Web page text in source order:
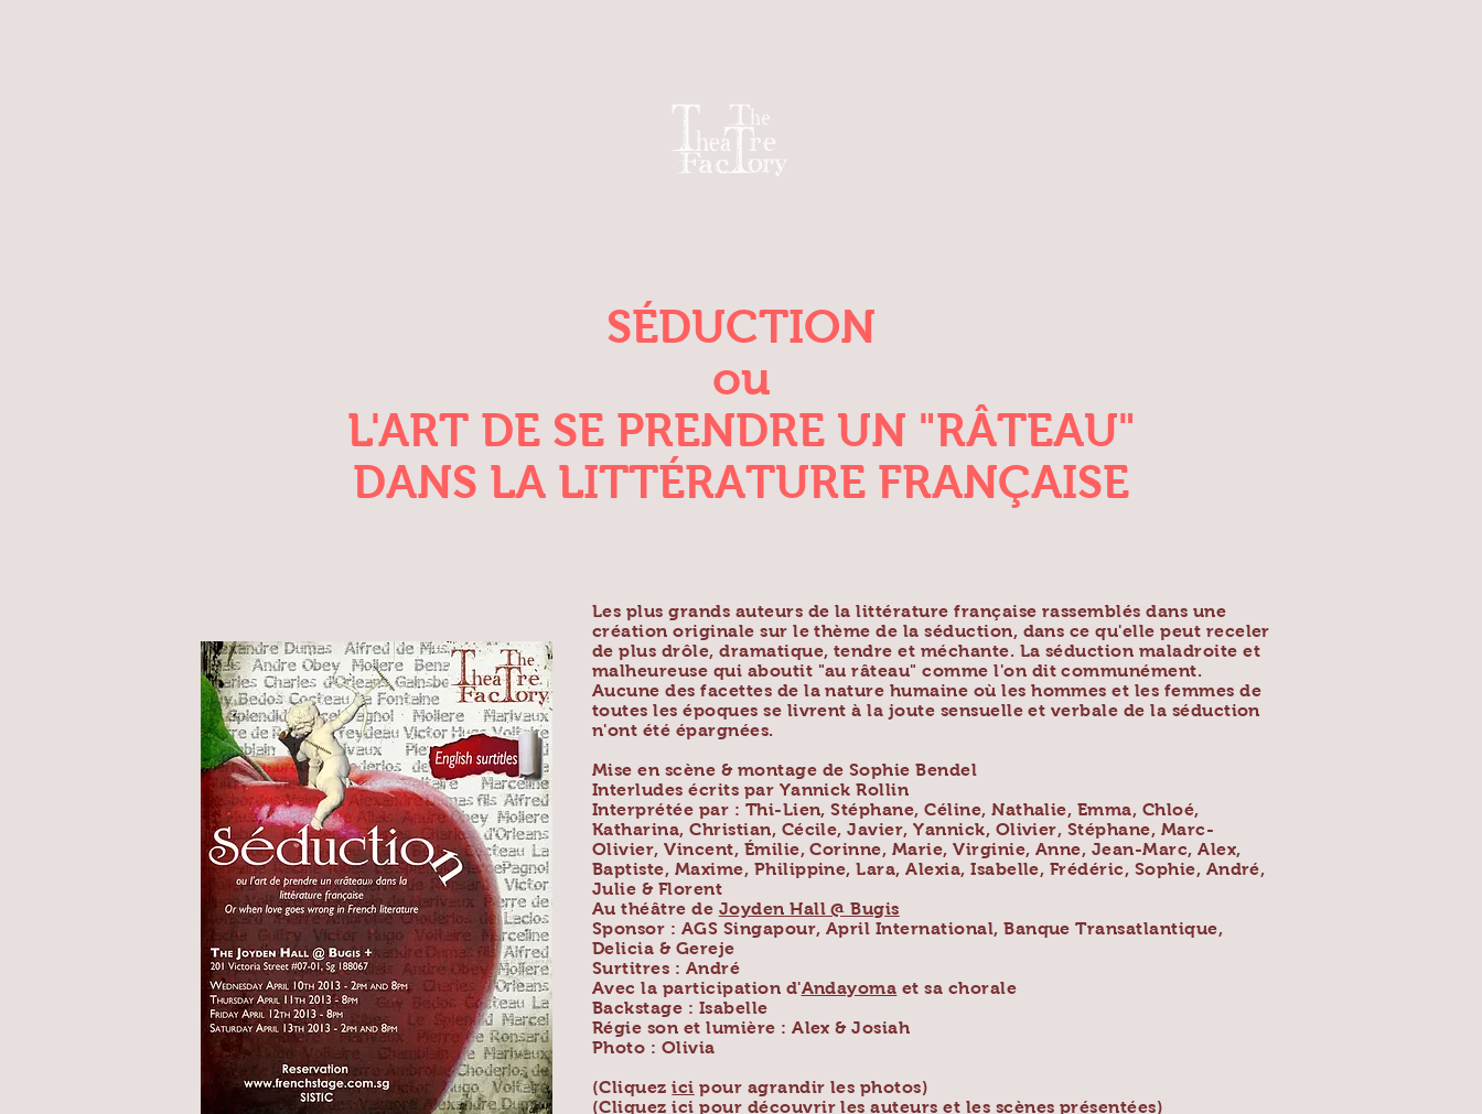
SÉDUCTION
ou
L'ART DE SE PRENDRE UN "RÂTEAU"
DANS LA LITTÉRATURE FRANÇAISE
Les plus grands auteurs de la littérature française rassemblés dans une
création originale sur le thème de la séduction, dans ce qu'elle peut receler
de plus drôle, dramatique, tendre et méchante. La séduction maladroite et
malheureuse qui aboutit "au râteau" comme l'on dit communément.
Aucune des facettes de la nature humaine où les hommes et les femmes de
toutes les époques se livrent à la joute sensuelle et verbale de la séduction
n'ont été épargnées.
Mise en scène & montage de Sophie Bendel
Interludes écrits par Yannick Rollin
Interprétée par : Thi-Lien, Stéphane, Céline, Nathalie, Emma, Chloé,
Katharina, Christian, Cécile, Javier, Yannick, Olivier, Stéphane, Marc-
Olivier, Vincent, Émilie, Corinne, Marie, Virginie, Anne, Jean-Marc, Alex,
Baptiste, Maxime, Philippine, Lara, Alexia, Isabelle, Frédéric, Sophie, André,
Julie & Florent
Au théâtre de Joyden Hall @ Bugis
Sponsor : AGS Singapour, April International, Banque Transatlantique,
Delicia & Gereje
Surtitres : André
Avec la participation d'Andayoma et sa chorale
Backstage : Isabelle
Régie son et lumière : Alex & Josiah
Photo : Olivia
(Cliquezici pour agrandir les photos)
(Cliquezici pour découvrir les auteurs et les scènes présentées)